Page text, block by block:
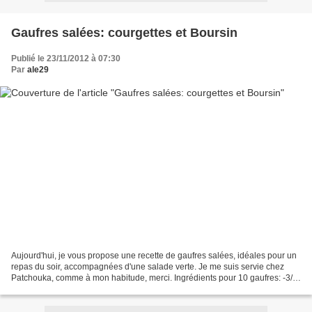
Gaufres salées: courgettes et Boursin
Publié le 23/11/2012 à 07:30
Par ale29
Aujourd'hui, je vous propose une recette de gaufres salées, idéales pour un
repas du soir, accompagnées d'une salade verte. Je me suis servie chez
Patchouka, comme à mon habitude, merci. Ingrédients pour 10 gaufres: -3/4